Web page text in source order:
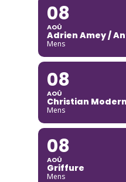
08
AOÛ
Adrien Amey /
Mens
08
AOÛ
Christian
Mens
08
AOÛ
Griffure
Mens